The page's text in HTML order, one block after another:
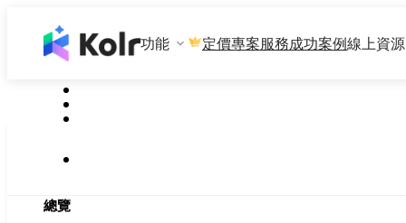
功能 定價專案服務成功案例線上資源
總覽